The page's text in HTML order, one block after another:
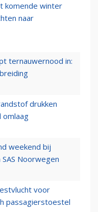
komende winter
naar
ternauwernood in:
drukken
omlaag
weekend bij
Noorwegen
voor
passagierstoestel